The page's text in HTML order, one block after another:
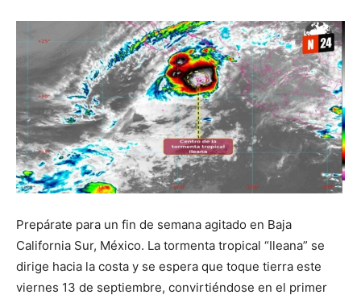
Prepárate para un fin de semana agitado en Baja
California Sur, México. La tormenta tropical “Ileana” se
dirige hacia la costa y se espera que toque tierra este
viernes 13 de septiembre, convirtiéndose en el primer